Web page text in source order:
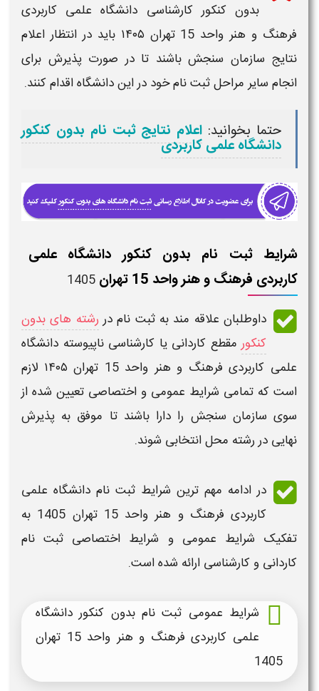
بدون کنکور کارشناسی دانشگاه علمی کاربردی
فرهنگ و هنر واحد 15 تهران ۱۴۰۵
باید در انتظار اعلام
نتایج سازمان سنجش باشند تا در صورت پذیرش برای
انجام سایر مراحل ثبت نامخود در ایندانشگاهاقدام کنند.
حتما بخوانید: اعلام نتایج ثبت نام بدون کنکور
دانشگاه علمی کاربردی
شرایط ثبت نام بدون کنکور دانشگاه علمی
کاربردی فرهنگ و هنر واحد 15 تهران
1405
داوطلبان علاقه مند به ثبت نام در رشته های بدون
کنکور مقطع کاردانی یا کارشناسی ناپیوسته دانشگاه
علمی کاربردی فرهنگ و هنر واحد 15 تهران ۱۴۰۵
لازم
است که تمامی شرایط عمومی و اختصاصی تعیین شده از
سوی سازمان سنجش را دارا باشند تا موفق به پذیرش
نهایی در رشته محل انتخابی شوند.
در ادامه مهم ترین شرایط ثبت نام دانشگاه علمی
کاربردی فرهنگ و هنر واحد 15 تهران 1405 به
تفکیک شرایط عمومی و شرایط اختصاصی ثبت نام
کاردانی و کارشناسی ارائه شده است.
شرایط عمومی ثبت نام بدون کنکور دانشگاه
علمی کاربردی فرهنگ و هنر واحد 15 تهران
1405